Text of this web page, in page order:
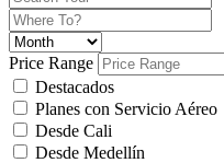
Price Range
Destacados
Planes con Servicio Aéreo
Desde Cali
Desde Medellín